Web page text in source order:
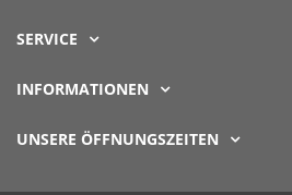
SERVICE
INFORMATIONEN
UNSERE ÖFFNUNGSZEITEN